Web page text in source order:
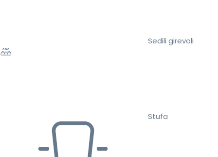
Sedili girevoli
Stufa